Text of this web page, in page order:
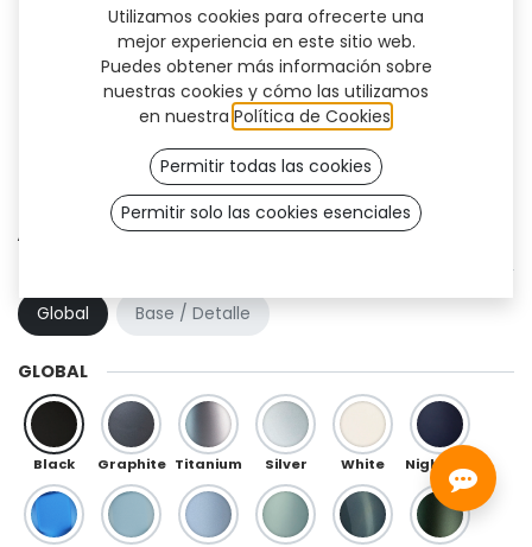
Aura (TF)
Global
Base / Detalle
GLOBAL
Black Graphite Titanium Silver White
Utilizamos cookies para ofrecerte una
mejor experiencia en este sitio web.
Puedes obtener más información sobre
nuestras cookies y cómo las utilizamos
en nuestra Política de Cookies
Permitir todas las cookies
Permitir solo las cookies esenciales